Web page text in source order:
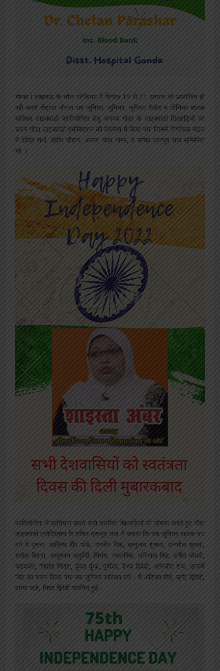
गोण्डा ! लखनऊ के चौक स्टेडियम में दिनांक 19 से 21 अगस्त को आयोजित हो
रही फर्स्ट सेंट्रल जोनल सब जूनियर, जूनियर, जूनियर कैडेट व सीनियर बालक
बालिका ताइक्वांडो प्रतियोगिता हेतु जनपद गोंडा के ताइक्वांडो खिलाड़ियों का
चयन गोंडा ताइक्वांडो एसोसिएशन की देखरेख में किया गया जिसमें निर्णायक मंडल
में देवेंद्र शर्मा, संदीप चौहान, अरुण चंद्र नागर, व सचिव प्रत्यूष राज सम्मिलित
रहे ।
प्रतियोगिता में प्रतिभाग करने वाले चयनित खिलाड़ियों की घोषणा करते हुए गोंडा
ताइक्वांडो एसोसिएशन के सचिव प्रत्यूष राज ने बताया कि सब जूनियर बालक भार
वर्ग में पुष्कर, आदित्य दीप पांडे, रणवीर सिंह, मृत्युंजय शुक्ला, अनमोल शुक्ला,
श्लोक मिश्रा, आयुष्मान चतुर्वेदी, निर्भय, नवलसिंह, अभिराज सिंह, हर्षित चौधरी,
यशवर्धन, शिवांश मिश्रा, कुंवर कुंज, पुष्पेंद्र, वैभव द्विवेदी, अभिजीत राज, उत्कर्ष
सिंह का चयन किया गया सब जूनियर बालिका वर्ग – में अंशिका मौर्य, सृष्टि द्विवेदी,
वान्या पांडे, निष्ठा द्विवेदी चयनित हुई।